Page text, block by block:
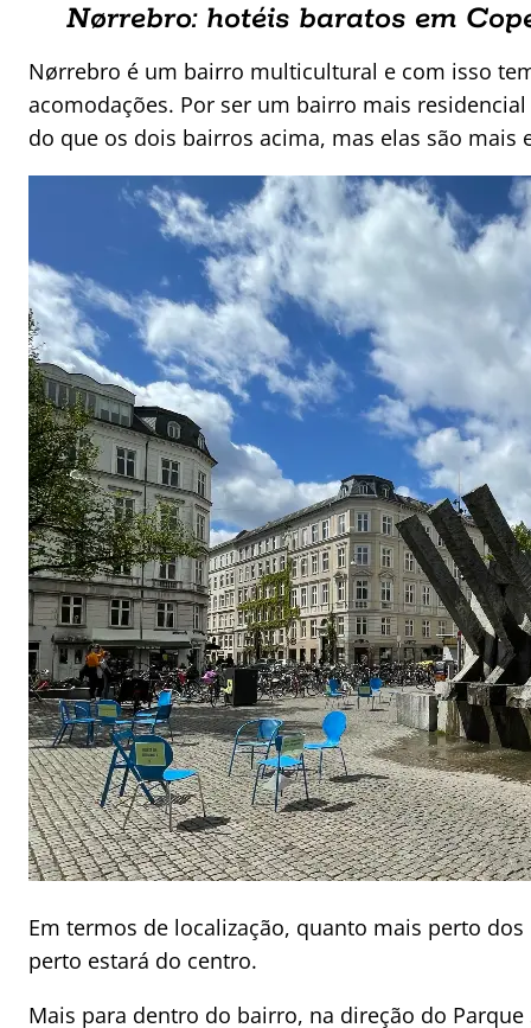
Nørrebro: hotéis baratos em
Nørrebro é um bairro multicultural e com isso
acomodações. Por ser um bairro mais
do que os dois bairros acima, mas elas são mais
Em termos de localização, quanto mais perto
perto estará do centro.
Mais para dentro do bairro, na direção do